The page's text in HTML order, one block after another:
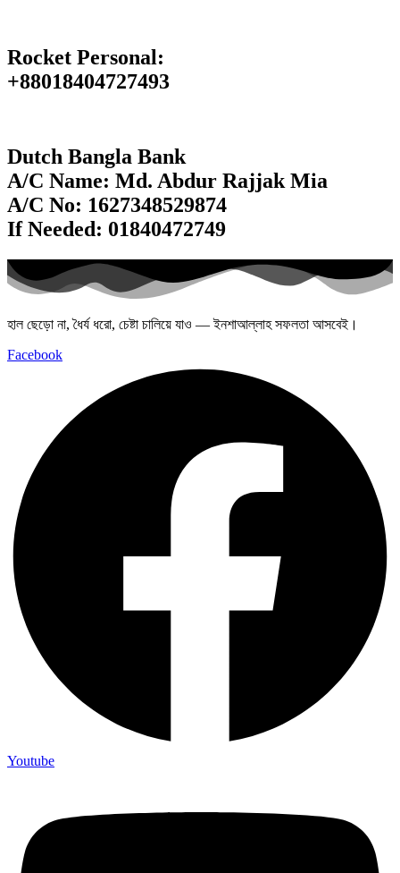
Rocket Personal:
+88018404727493
Dutch Bangla Bank
A/C Name: Md. Abdur Rajjak Mia
A/C No: 1627348529874
If Needed: 01840472749
হাল ছেড়ো না, ধৈর্য ধরো, চেষ্টা চালিয়ে যাও — ইনশাআল্লাহ সফলতা আসবেই।
Facebook
Youtube